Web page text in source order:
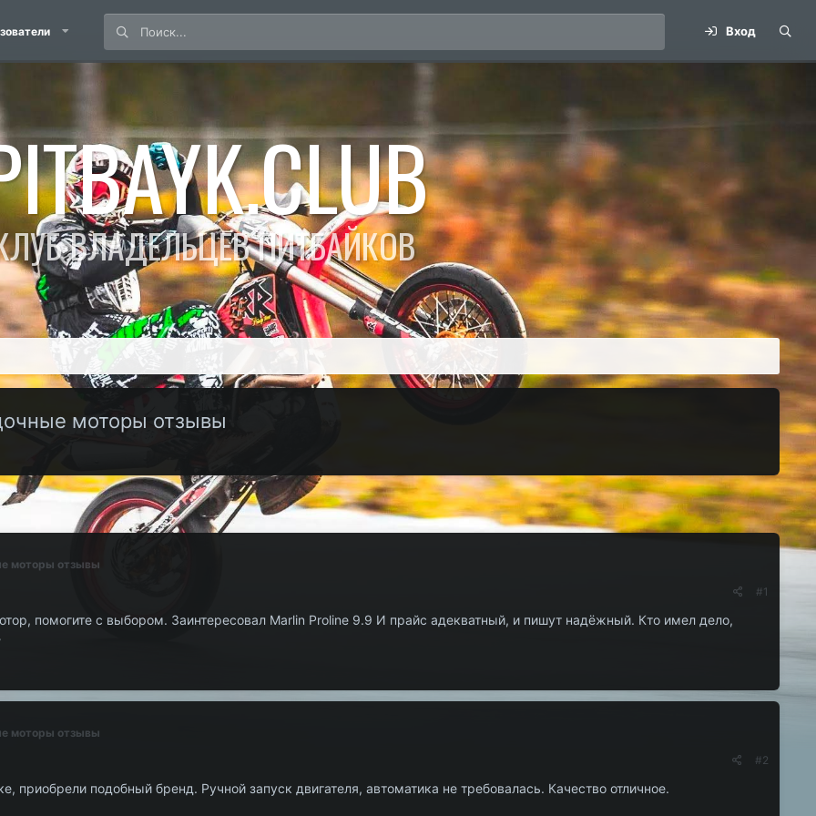
Вход
ВЛАДЕЛЬЦЕВ ПИТБАЙКОВ
моторы отзывы
моторы отзывы
#1
помогите с выбором. Заинтересовал Marlin Proline 9.9 И прайс адекватный, и пишут надёжный. Кто имел дело,
моторы отзывы
#2
приобрели подобный бренд. Ручной запуск двигателя, автоматика не требовалась. Качество отличное.